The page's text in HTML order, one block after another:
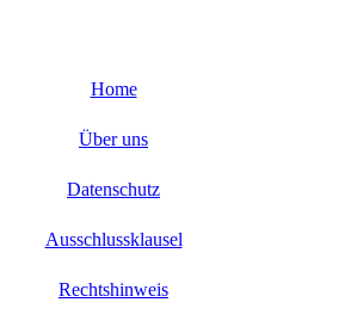
Home
Über uns
Datenschutz
Ausschlussklausel
Rechtshinweis